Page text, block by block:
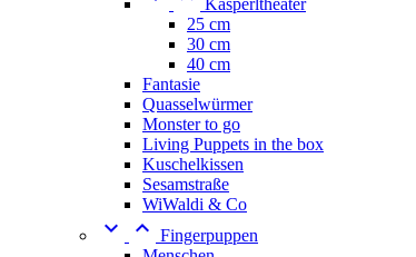
Kasperltheater
25 cm
30 cm
40 cm
Fantasie
Quasselwürmer
Monster to go
Living Puppets in the box
Kuschelkissen
Sesamstraße
WiWaldi & Co
  Fingerpuppen